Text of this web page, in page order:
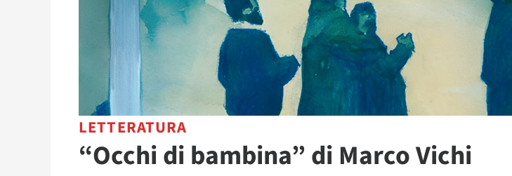
LETTERATURA
“Occhi di bambina” di Marco Vichi